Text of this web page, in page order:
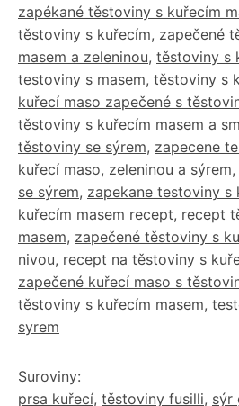
zapékané těstoviny s kuřecím
těstoviny s kuřecím, zapečené
masem a zeleninou, těstoviny s
testoviny s masem, těstoviny s
kuřecí maso zapečené s
těstoviny s kuřecím masem a
těstoviny se sýrem, zapecene
kuřecí maso, zeleninou a sýrem,
se sýrem, zapekane testoviny s
kuřecím masem recept, recept
masem, zapečené těstoviny s
nivou, recept na těstoviny s
zapečené kuřecí maso s
těstoviny s kuřecím masem,
syrem
Suroviny:
prsa kuřecí, těstoviny fusilli, sýr